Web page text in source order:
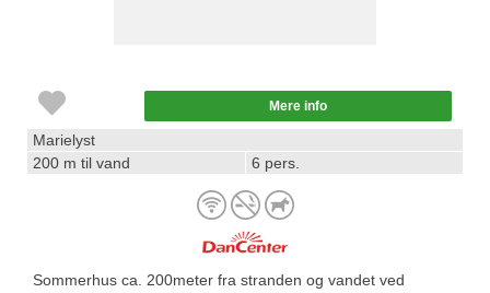
Mere info
Marielyst
200 m til vand
6 pers.
Sommerhus ca. 200meter fra stranden og vandet ved